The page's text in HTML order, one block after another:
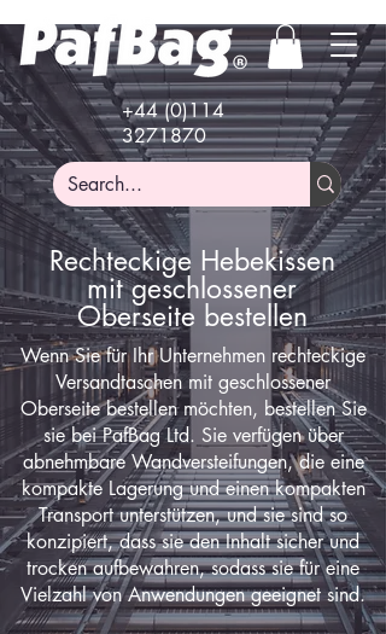
+44 (0)114
3271870
Rechteckige Hebekissen
mit geschlossener
Oberseite bestellen
Wenn Sie für Ihr Unternehmen rechteckige
Versandtaschen mit geschlossener
Oberseite bestellen möchten, bestellen Sie
sie bei PafBag Ltd. Sie verfügen über
abnehmbare Wandversteifungen, die eine
kompakte Lagerung und einen kompakten
Transport unterstützen, und sie sind so
konzipiert, dass sie den Inhalt sicher und
trocken aufbewahren, sodass sie für eine
Vielzahl von Anwendungen geeignet sind.